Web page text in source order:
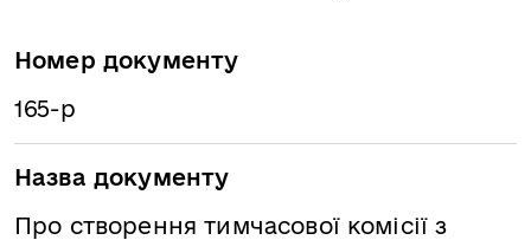
Номер документу
165-р
Назва документу
Про створення тимчасової комісії з